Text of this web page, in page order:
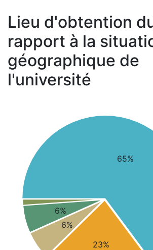
Lieu d'obtention
rapport à la
géographique de
l'université
65%
23%
6%
6%